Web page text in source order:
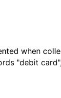
when
"debit